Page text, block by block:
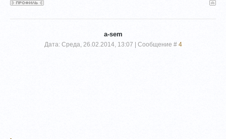
a-sem
Дата: Среда, 26.02.2014, 13:07 | Сообщение # 4